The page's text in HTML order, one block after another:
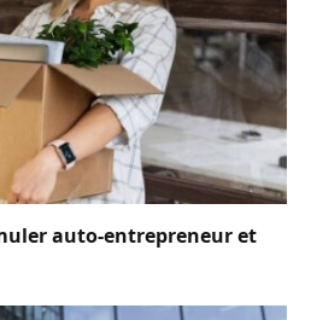
auto-entrepreneur et